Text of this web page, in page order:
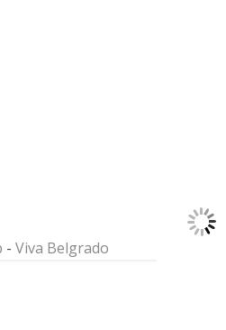
- Viva Belgrado